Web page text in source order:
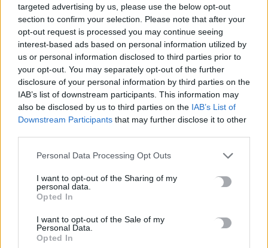
targeted advertising by us, please use the below opt-out
section to confirm your selection. Please note that after your
opt-out request is processed you may continue seeing
interest-based ads based on personal information utilized by
us or personal information disclosed to third parties prior to
your opt-out. You may separately opt-out of the further
disclosure of your personal information by third parties on the
IAB’s list of downstream participants. This information may
also be disclosed by us to third parties on the IAB’s List of
Downstream Participants that may further disclose it to other
Personal Data Processing Opt Outs
I want to opt-out of the Sharing of my
personal data.
Opted In
I want to opt-out of the Sale of my
Personal Data.
Opted In
Άμεση απάντηση της Αθήνας στη ρωσική
πρόκληση: Απειλές κατά κυρίαρχων
κρατών αυτοδικαίως απορρίπτονται
Άμεσα απάντησαν διπλωματικές πηγές στις προκλητικές
δηλώσεις της εκπροσώπου του ρωσικού ΥΠΕΞ, Μαρία Ζαχάροβα
ότι η Ρωσία θα…
Newsroom 20 Νοεμβρίου, 2025
ΡΟΗ ΕΙΔΗΣΕΩΝ
εργαστήριο για μαθητές από το ΚΕΣΑΝ Ηρακλείου
10 Αυγούστου, 2026
Χανιά: Ναυαγοσώστης «πάλεψε» με τα κύματα για να σώσει
γυναίκα (βίντεο)